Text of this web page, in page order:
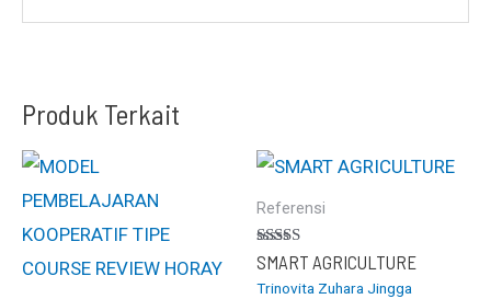
Produk Terkait
Referensi
Dinilai
5.00
dari 5
SMART AGRICULTURE
Trinovita Zuhara Jingga